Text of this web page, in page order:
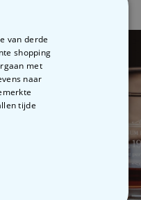
van derde
shopping
met
naar
tijde